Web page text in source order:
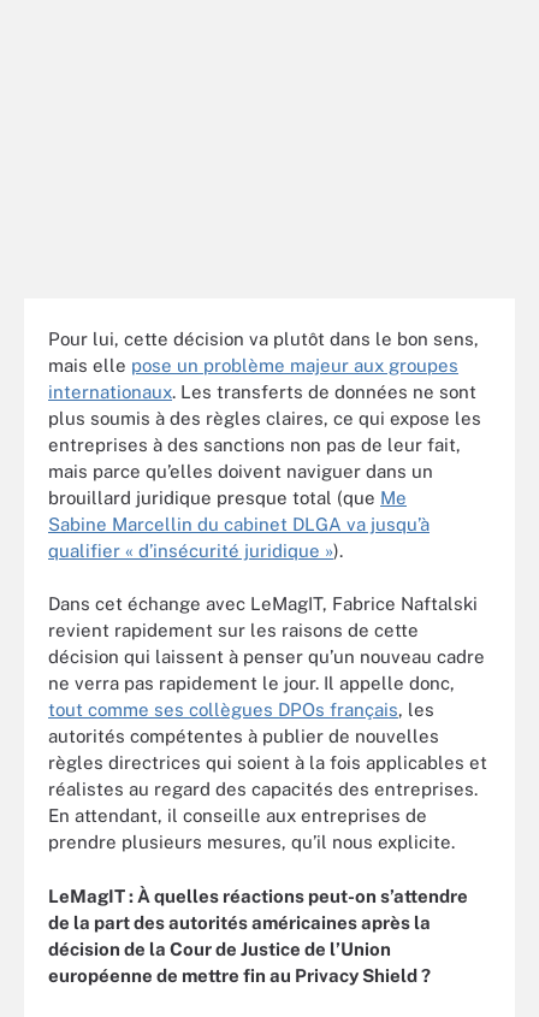
Pour lui, cette décision va plutôt dans le bon sens,
mais elle pose un problème majeur aux groupes
internationaux. Les transferts de données ne sont
plus soumis à des règles claires, ce qui expose les
entreprises à des sanctions non pas de leur fait,
mais parce qu’elles doivent naviguer dans un
brouillard juridique presque total (que Me
Sabine Marcellin du cabinet DLGA va jusqu’à
qualifier « d’insécurité juridique »).
Dans cet échange avec LeMagIT, Fabrice Naftalski
revient rapidement sur les raisons de cette
décision qui laissent à penser qu’un nouveau cadre
ne verra pas rapidement le jour. Il appelle donc,
tout comme ses collègues DPOs français, les
autorités compétentes à publier de nouvelles
règles directrices qui soient à la fois applicables et
réalistes au regard des capacités des entreprises.
En attendant, il conseille aux entreprises de
prendre plusieurs mesures, qu’il nous explicite.
LeMagIT : À quelles réactions peut-on s’attendre
de la part des autorités américaines après la
décision de la Cour de Justice de l’Union
européenne de mettre fin au Privacy Shield ?